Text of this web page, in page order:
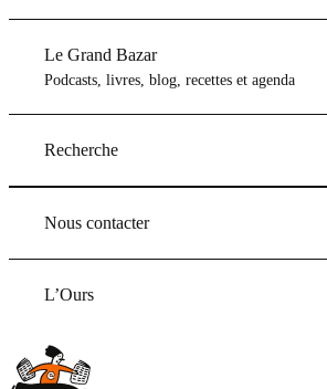
Le Grand Bazar
Podcasts, livres, blog, recettes et agenda
Recherche
Nous contacter
L’Ours